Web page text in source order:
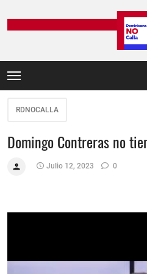
RDNOCALLA
Domingo Contreras no
Julio 12, 2023 0